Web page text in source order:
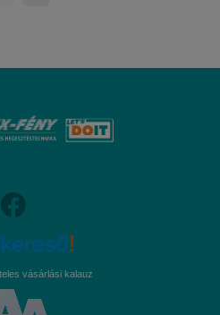
vásárlási kalauz